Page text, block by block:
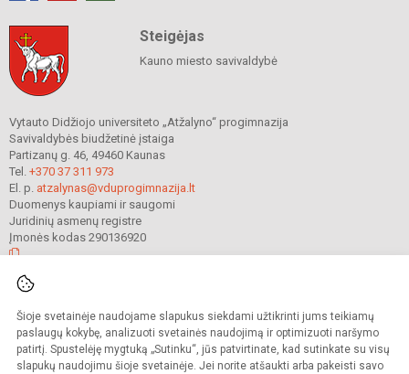
Šioje svetainėje naudojame slapukus siekdami užtikrinti jums teikiamų
paslaugų kokybę, analizuoti svetainės naudojimą ir optimizuoti naršymo
patirtį. Spustelėję mygtuką „Sutinku“, jūs patvirtinate, kad sutinkate su visų
slapukų naudojimu šioje svetainėje. Jei norite atšaukti arba pakeisti savo
Steigėjas
Kauno miesto savivaldybė
Vytauto Didžiojo universiteto „Atžalyno“ progimnazija
Savivaldybės biudžetinė įstaiga
Partizanų g. 46, 49460 Kaunas
Tel. +370 37 311 973
El. p. atzalynas@vduprogimnazija.lt
Duomenys kaupiami ir saugomi
Juridinių asmenų registre
Įmonės kodas 290136920
saugomos.
Kopijuoti turinį be raštiško gimnazijos sutikimo griežtai draudžiama.
Prieinamumo paraiška Slapukų valdymas